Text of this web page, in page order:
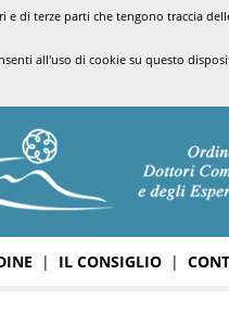
e di terze parti che tengono traccia
all'uso di cookie su questo
| IL CONSIGLIO |